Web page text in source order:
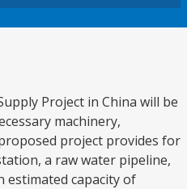
Project in China will be
machinery,
project provides for
a raw water pipeline,
capacity of